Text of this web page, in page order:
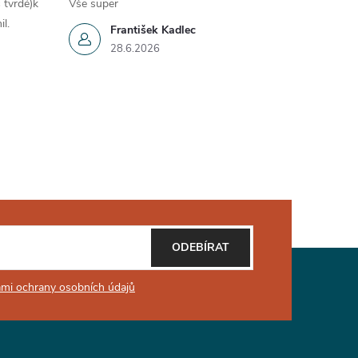
tvrdé)k
František Kadlec
28.6.2026
Vše super
ochrany osobních údajů
ODEBÍRAT